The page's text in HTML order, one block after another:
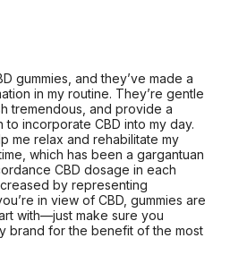
gummies, and they’ve made a
in my routine. They’re gentle
tremendous, and provide a
to incorporate CBD into my day.
me relax and rehabilitate my
which has been a gargantuan
CBD dosage in each
by representing
in view of CBD, gummies are
with—just make sure you
brand for the benefit of the most